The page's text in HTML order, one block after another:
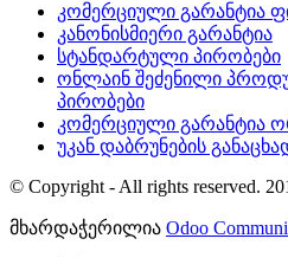
კომერციული გარანტია
კანონისმიერი გარანტია
სტანდარტული პირობები
ონლაინ შეძენილი
პირობები
კომერციული გარანტია
უკან დაბრუნების
© Copyright - All rights reserved.
მხარდაჭერილია Odoo